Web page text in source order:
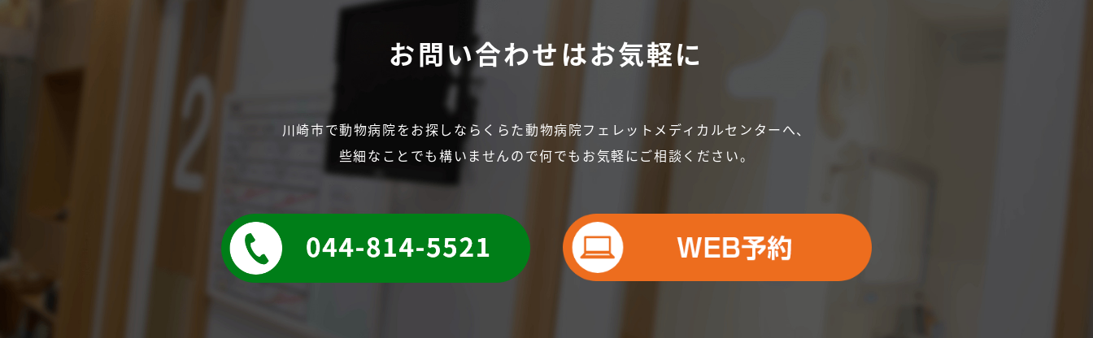
お問い合わせはお気軽に
川崎市で動物病院をお探しなら くらた動物病院フェレットメディカルセンターへ、
些細なことでも構いませんので何でもお気軽にご相談ください。